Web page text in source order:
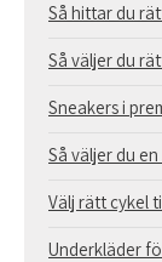
Så hittar du
Så väljer du
Sneakers i
Så väljer du
Välj rätt cykel
Underkläder